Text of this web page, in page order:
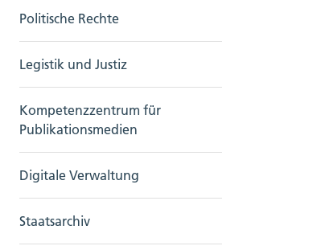
Politische Rechte
Legistik und Justiz
Kompetenzzentrum für
Publikationsmedien
Digitale Verwaltung
Staatsarchiv